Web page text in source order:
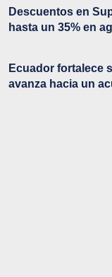
Descuentos en
hasta un 35% en
Ecuador fortalece
avanza hacia un